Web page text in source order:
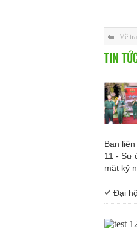
Về
TIN
Ban
11 - Sư
mặt kỷ
đoàn
Đại